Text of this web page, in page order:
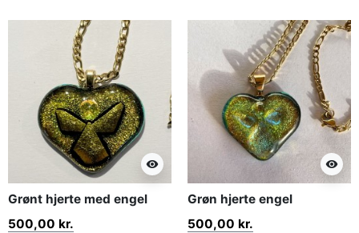
visibility
Grønt hjerte med engel
500,00 kr.
visibility
Grøn hjerte engel
500,00 kr.